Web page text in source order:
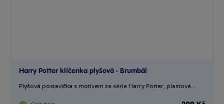
Harry Potter klíčenka plyšová - Brumbál
Plyšová postavička s motivem ze série Harry Potter, plastové...